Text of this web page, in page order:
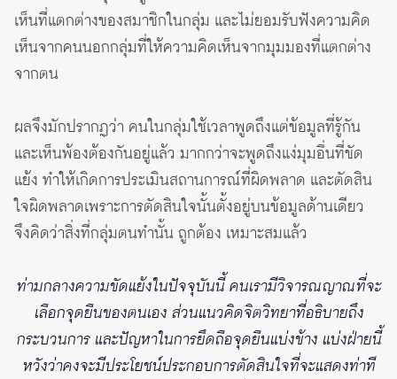
เห็นที่แตกต่างของสมาชิกในกลุ่ม และไม่ยอมรับฟังความคิด
เห็นจากคนนอกกลุ่มที่ให้ความคิดเห็นจากมุมมองที่แตกต่าง
จากตน
ผลจึงมักปรากฏว่า คนในกลุ่มใช้เวลาพูดถึงแต่ข้อมูลที่รู้กัน
และเห็นพ้องต้องกันอยู่แล้ว มากกว่าจะพูดถึงแง่มุมอื่นที่ขัด
แย้ง ทำให้เกิดการประเมินสถานการณ์ที่ผิดพลาด และตัดสิน
ใจผิดพลาดเพราะการตัดสินใจนั้นตั้งอยู่บนข้อมูลด้านเดียว
จึงคิดว่าสิ่งที่กลุ่มตนทำนั้น ถูกต้อง เหมาะสมแล้ว
ท่ามกลางความขัดแย้งในปัจจุบันนี้ คนเรามีวิจารณญาณที่จะ
เลือกจุดยืนของตนเอง ส่วนแนวคิดจิตวิทยาที่อธิบายถึง
กระบวนการ และปัญหาในการยึดถือจุดยืนแบ่งข้าง แบ่งฝ่ายนี้
หวังว่าคงจะมีประโยชน์ประกอบการตัดสินใจที่จะแสดงท่าที